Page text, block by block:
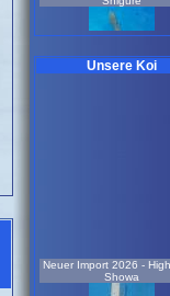
Unsere Koi
Neuer Import 2026 -
Showa